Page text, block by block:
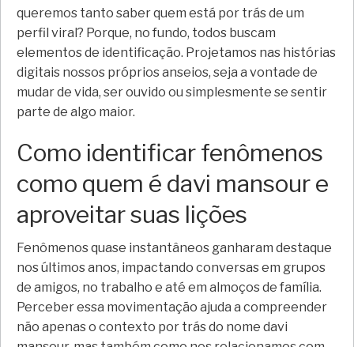
queremos tanto saber quem está por trás de um
perfil viral? Porque, no fundo, todos buscam
elementos de identificação. Projetamos nas histórias
digitais nossos próprios anseios, seja a vontade de
mudar de vida, ser ouvido ou simplesmente se sentir
parte de algo maior.
Como identificar fenômenos
como quem é davi mansour e
aproveitar suas lições
Fenômenos quase instantâneos ganharam destaque
nos últimos anos, impactando conversas em grupos
de amigos, no trabalho e até em almoços de família.
Perceber essa movimentação ajuda a compreender
não apenas o contexto por trás do nome davi